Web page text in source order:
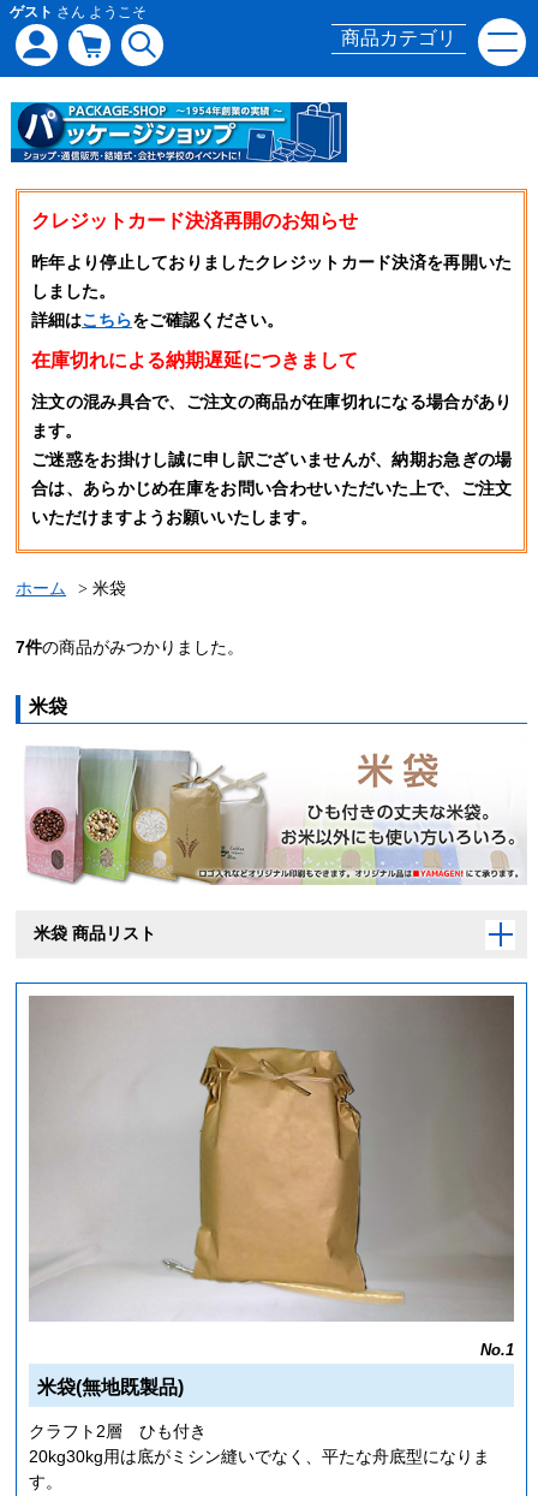
ゲスト さん ようこそ
商品カテゴリ
クレジットカード決済再開のお知らせ
昨年より停止しておりましたクレジットカード決済を再開いた
しました。
詳細はこちらをご確認ください。
在庫切れによる納期遅延につきまして
注文の混み具合で、ご注文の商品が在庫切れになる場合があり
ます。
ご迷惑をお掛けし誠に申し訳ございませんが、納期お急ぎの場
合は、あらかじめ在庫をお問い合わせいただいた上で、ご注文
いただけますようお願いいたします。
ホーム 米袋
7件の商品がみつかりました。
米袋
米袋 商品リスト
No.1
米袋(無地既製品)
クラフト2層 ひも付き
20kg30kg用は底がミシン縫いでなく、平たな舟底型になりま
す。